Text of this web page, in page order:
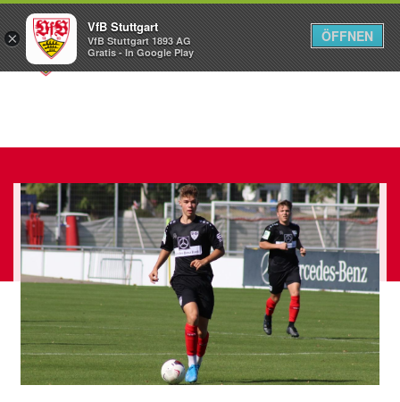
Menü
×
VfB Stuttgart
VfB Stuttgart 1893 AG
Gratis - In Google Play
ÖFFNEN